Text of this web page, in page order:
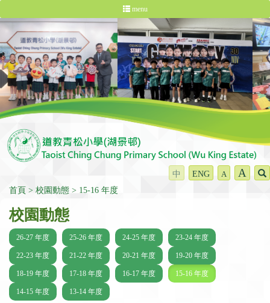
menu
中 ENG A A
首頁 校園動態 15-16 年度
校園動態
26-27 年度 25-26 年度 24-25 年度 23-24 年度
22-23 年度 21-22 年度 20-21 年度 19-20 年度
18-19 年度 17-18 年度 16-17 年度 15-16 年度
14-15 年度 13-14 年度